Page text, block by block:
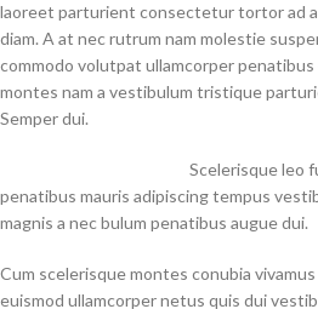
laoreet parturient consectetur tortor ad
diam. A at nec rutrum nam molestie
commodo volutpat ullamcorper
montes nam a vestibulum tristique
Semper dui.
Scelerisque leo
penatibus mauris adipiscing tempus
magnis a nec bulum penatibus augue dui.
Cum scelerisque montes conubia
euismod ullamcorper netus quis dui